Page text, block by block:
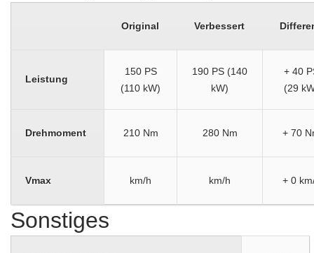
Original Verbessert
Leistung
150 PS
(110 kW)
190 PS (140
kW)
+ 40
(29
Drehmoment 210 Nm 280 Nm + 70
Vmax km/h km/h + 0
Sonstiges